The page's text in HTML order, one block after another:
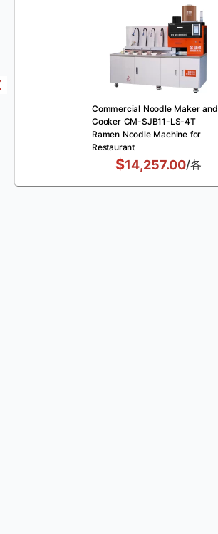
Commercial Noodle Maker and
Cooker CM-SJB11-LS-4T
Ramen Noodle Machine for
Restaurant
$14,257.00/各